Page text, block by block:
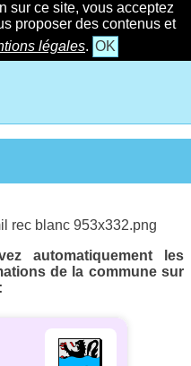
sur ce site, vous acceptez
proposer des contenus et
légales. OK
automatiquement les
de la commune sur